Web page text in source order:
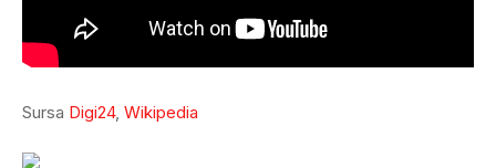
Sursa Digi24, Wikipedia